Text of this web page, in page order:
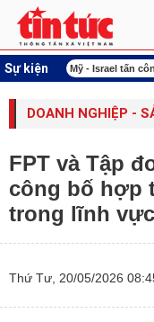
Sự kiện
lượng Mỹ - Israel tấn
DOANH NGHIỆP -
FPT và Tập
công bố hợp
trong lĩnh
Thứ Tư, 20/05/2026